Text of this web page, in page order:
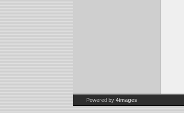
Powered by 4images